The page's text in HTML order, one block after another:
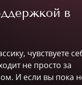
в
чувствуете
не просто за
И если вы пока